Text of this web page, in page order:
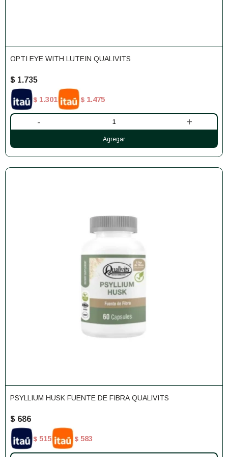
OPTI EYE WITH LUTEIN QUALIVITS
$ 1.735
$ 1.301 $ 1.475
- +
PSYLLIUM HUSK FUENTE DE FIBRA QUALIVITS
$ 686
$ 515 $ 583